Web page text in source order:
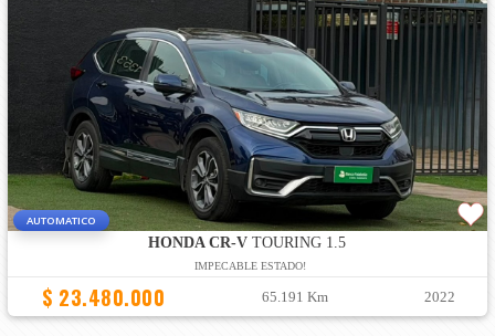
AUTOMATICO
HONDA CR-V TOURING 1.5
IMPECABLE ESTADO!
$ 23.480.000 65.191 Km 2022